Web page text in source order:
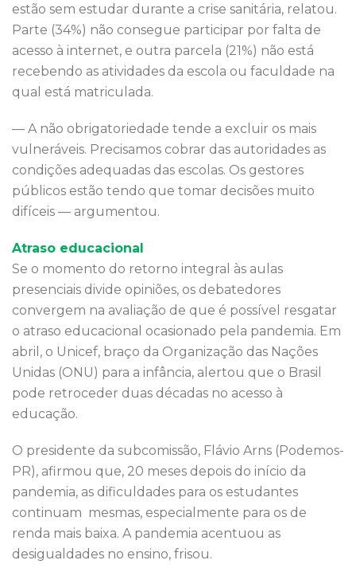
estão sem estudar durante a crise sanitária, relatou.
Parte (34%) não consegue participar por falta de
acesso à internet, e outra parcela (21%) não está
recebendo as atividades da escola ou faculdade na
qual está matriculada.
— A não obrigatoriedade tende a excluir os mais
vulneráveis. Precisamos cobrar das autoridades as
condições adequadas das escolas. Os gestores
públicos estão tendo que tomar decisões muito
difíceis — argumentou.
Atraso educacional
Se o momento do retorno integral às aulas
presenciais divide opiniões, os debatedores
convergem na avaliação de que é possível resgatar
o atraso educacional ocasionado pela pandemia. Em
abril, o Unicef, braço da Organização das Nações
Unidas (ONU) para a infância, alertou que o Brasil
pode retroceder duas décadas no acesso à
educação.
O presidente da subcomissão, Flávio Arns (Podemos-
PR), afirmou que, 20 meses depois do início da
pandemia, as dificuldades para os estudantes
continuam mesmas, especialmente para os de
renda mais baixa. A pandemia acentuou as
desigualdades no ensino, frisou.